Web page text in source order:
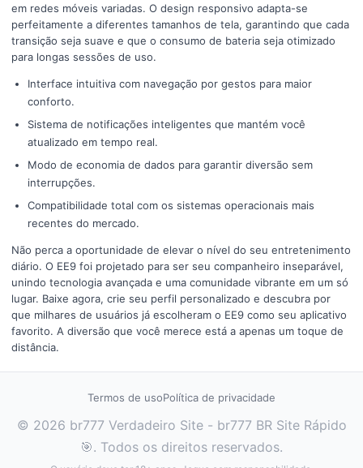
em redes móveis variadas. O design responsivo adapta-se
perfeitamente a diferentes tamanhos de tela, garantindo que cada
transição seja suave e que o consumo de bateria seja otimizado
para longas sessões de uso.
Interface intuitiva com navegação por gestos para maior
conforto.
Sistema de notificações inteligentes que mantém você
atualizado em tempo real.
Modo de economia de dados para garantir diversão sem
interrupções.
Compatibilidade total com os sistemas operacionais mais
recentes do mercado.
Não perca a oportunidade de elevar o nível do seu entretenimento
diário. O EE9 foi projetado para ser seu companheiro inseparável,
unindo tecnologia avançada e uma comunidade vibrante em um só
lugar. Baixe agora, crie seu perfil personalizado e descubra por
que milhares de usuários já escolheram o EE9 como seu aplicativo
favorito. A diversão que você merece está a apenas um toque de
distância.
Termos de usoPolítica de privacidade
© 2026 br777 Verdadeiro Site - br777 BR Site Rápido
🎯. Todos os direitos reservados.